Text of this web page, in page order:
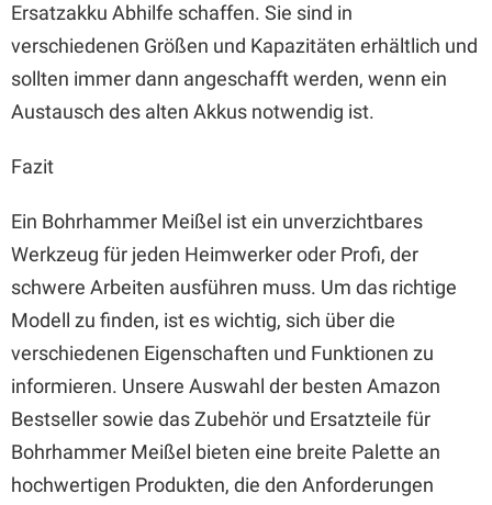
Ersatzakku Abhilfe schaffen. Sie sind in
verschiedenen Größen und Kapazitäten erhältlich und
sollten immer dann angeschafft werden, wenn ein
Austausch des alten Akkus notwendig ist.
Fazit
Ein Bohrhammer Meißel ist ein unverzichtbares
Werkzeug für jeden Heimwerker oder Profi, der
schwere Arbeiten ausführen muss. Um das richtige
Modell zu finden, ist es wichtig, sich über die
verschiedenen Eigenschaften und Funktionen zu
informieren. Unsere Auswahl der besten Amazon
Bestseller sowie das Zubehör und Ersatzteile für
Bohrhammer Meißel bieten eine breite Palette an
hochwertigen Produkten, die den Anforderungen